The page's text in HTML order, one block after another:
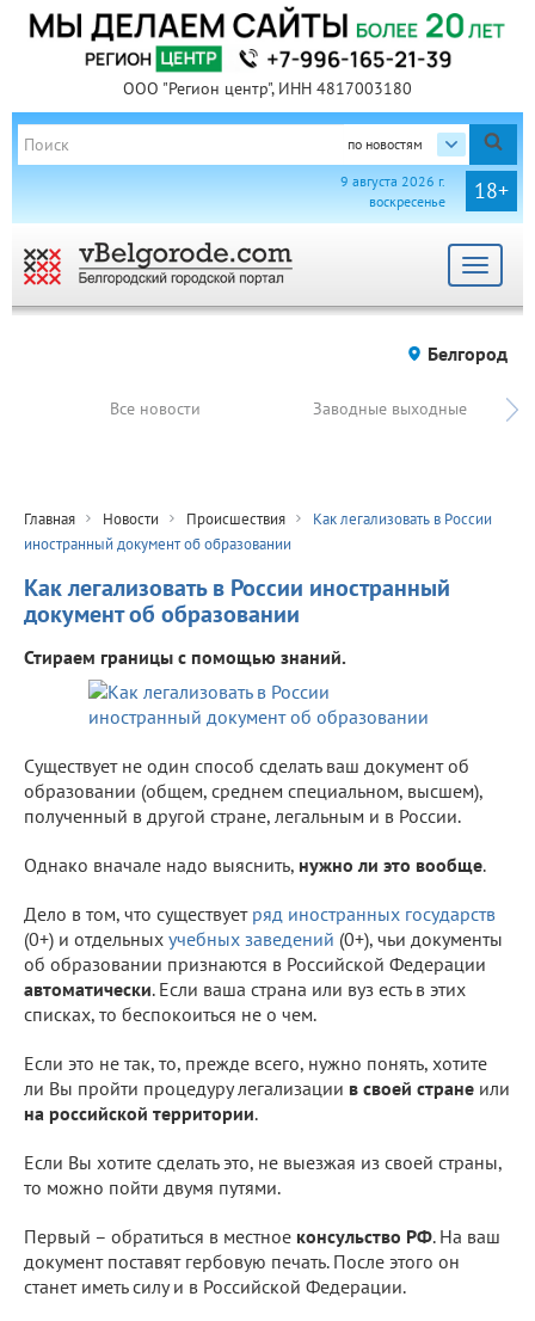
ООО "Регион центр", ИНН 4817003180
по новостям
18+
9 августа 2026 г.
воскресенье
Toggle
Белгород
Все новости Заводные выходные
Главная Новости Происшествия
Как легализовать в России
иностранный документ об образовании
Как легализовать в России иностранный
документ об образовании
Стираем границы с помощью знаний.
Существует не один способ сделать ваш документ об
образовании (общем, среднем специальном, высшем),
полученный в другой стране, легальным и в России.
Однако вначале надо выяснить, нужно ли это вообще.
Дело в том, что существует ряд иностранных государств
(0+) и отдельных учебных заведений (0+), чьи документы
об образовании признаются в Российской Федерации
автоматически. Если ваша страна или вуз есть в этих
списках, то беспокоиться не о чем.
Если это не так, то, прежде всего, нужно понять, хотите
ли Вы пройти процедуру легализации в своей стране или
на российской территории.
Если Вы хотите сделать это, не выезжая из своей страны,
то можно пойти двумя путями.
Первый – обратиться в местное консульство РФ. На ваш
документ поставят гербовую печать. После этого он
станет иметь силу и в Российской Федерации.